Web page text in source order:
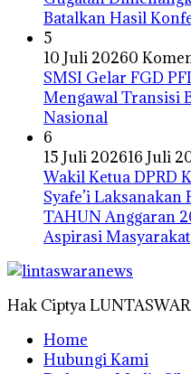
Batalkan Hasil
5
10 Juli 20260
SMSI Gelar FGD
Mengawal Transisi
Nasional
6
15 Juli 202616 Juli
Wakil Ketua DPRD
Syafe’i Laksanakan
TAHUN Anggaran
Aspirasi Masyarakat
Hak Ciptya
Home
Hubungi Kami